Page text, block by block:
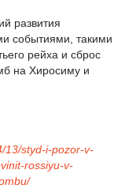
развития
событиями, такими
рейха и сброс
на Хиросиму и
13/styd-i-pozor-v-
rossiyu-v-